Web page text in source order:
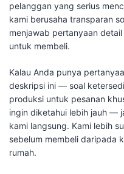
pelanggan yang serius
kami berusaha transparan
menjawab pertanyaan
untuk membeli.
Kalau Anda punya
deskripsi ini — soal
produksi untuk pesanan
ingin diketahui lebih jauh —
kami langsung. Kami lebih
sebelum membeli daripada
rumah.